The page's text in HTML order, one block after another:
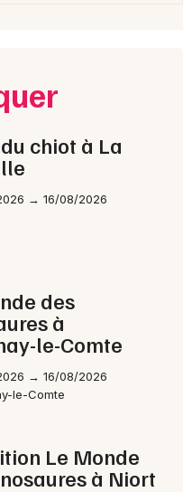
chiot à La
→ 16/08/2026
des
à
le-Comte
→ 16/08/2026
le-Comte
Le Monde
à Niort